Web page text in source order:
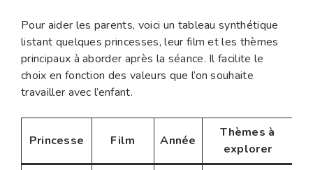
Pour aider les parents, voici un tableau synthétique
listant quelques princesses, leur film et les thèmes
principaux à aborder après la séance. Il facilite le
choix en fonction des valeurs que l’on souhaite
travailler avec l’enfant.
Princesse Film Année
Thèmes à
explorer